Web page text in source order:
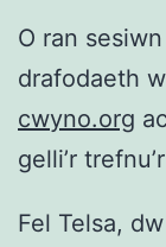
O ran
drafodaeth
cwyno.org
gelli’r
Fel Telsa,